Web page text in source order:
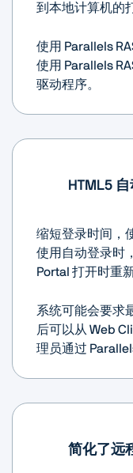
到本地计算机的
使用 Parallels
使用 Parallels
驱动程序。
HTML5
缩短登录时间，
使用自动登录时
Portal 打开时重
系统可能会要求
后可以从 Web
理员通过
简化了远